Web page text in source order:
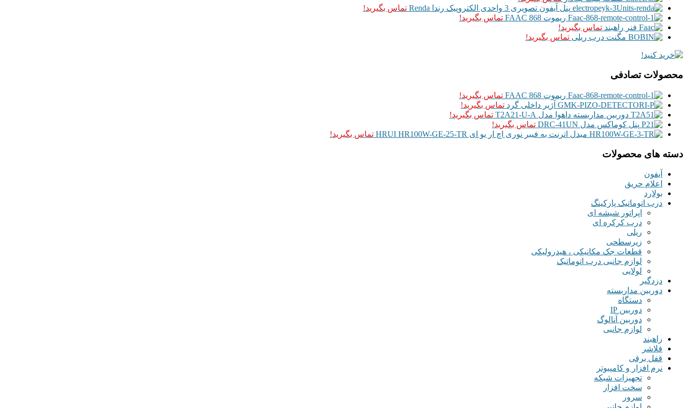
پنل آیفون تصویری 3 واحدی الکتروپیک رندا Renda
تماس بگیرید!
ریموت FAAC 868
تماس بگیرید!
فنر راهبند تماس بگیرید!
مگنت درب ریلی تماس بگیرید!
محصولات تصادفی
ریموت FAAC 868
تماس بگیرید!
آژیر داخلی گرد تماس بگیرید!
دوربین مداربسته داهوا مدل T2A21-U-A
تماس بگیرید!
پنل کوماکس مدل DRC-41UN
تماس بگیرید!
مبدل اترنت به فیبر نوری اچ ار یو ای HRUI HR100W-GE-25-TR
تماس بگیرید!
دسته های محصولات
آیفون
اعلام حریق
بولارد
درب اتوماتیک پارکینگ
اپراتور شیشه ای
درب کرکره ای
ریلی
زیرسطحی
قطعات جک مکانیکی ، هیدرولیکی
لوازم جانبی درب اتوماتیک
لولایی
دزدگیر
دوربین مداربسته
دستگاه
دوربین IP
دوربین آنالوگ
لوازم جانبی
راهبند
فلاشر
قفل برقی
نرم افزار و کامپیوتر
تجهیزات شبکه
سخت افزار
سرور